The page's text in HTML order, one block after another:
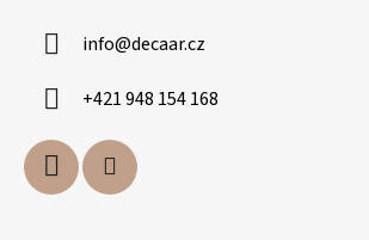
info@decaar.cz
+421 948 154 168